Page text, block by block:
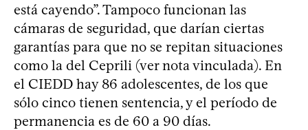
está cayendo”. Tampoco funcionan las
cámaras de seguridad, que darían ciertas
garantías para que no se repitan situaciones
como la del Ceprili (ver nota vinculada). En
el CIEDD hay 86 adolescentes, de los que
sólo cinco tienen sentencia, y el período de
permanencia es de 60 a 90 días.